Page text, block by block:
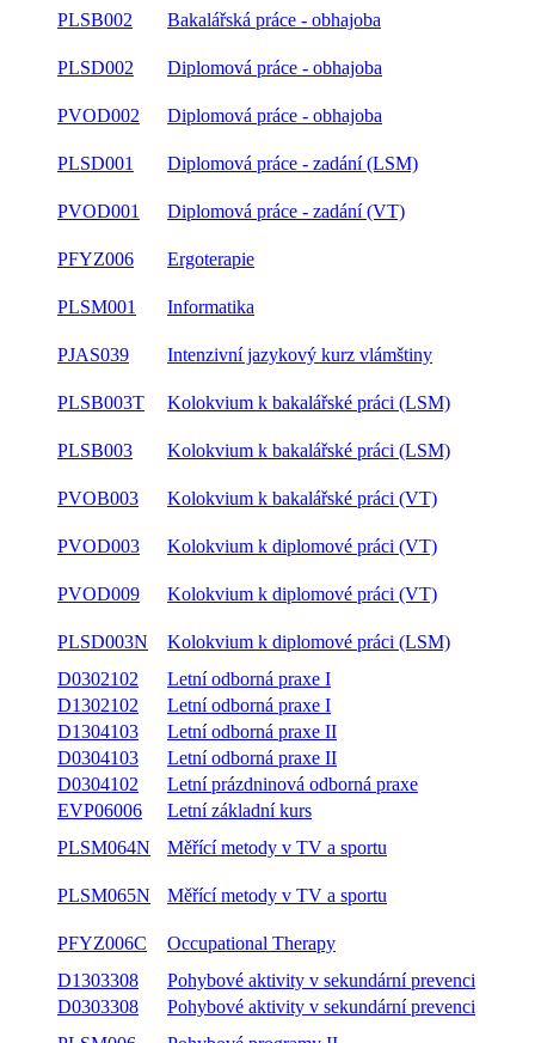
PLSB002 Bakalářská práce - obhajoba
PLSD002 Diplomová práce - obhajoba
PVOD002 Diplomová práce - obhajoba
PLSD001 Diplomová práce - zadání (LSM)
PVOD001 Diplomová práce - zadání (VT)
PFYZ006 Ergoterapie
PLSM001 Informatika
PJAS039 Intenzivní jazykový kurz vlámštiny
PLSB003T Kolokvium k bakalářské práci (LSM)
PLSB003 Kolokvium k bakalářské práci (LSM)
PVOB003 Kolokvium k bakalářské práci (VT)
PVOD003 Kolokvium k diplomové práci (VT)
PVOD009 Kolokvium k diplomové práci (VT)
PLSD003N
Kolokvium k diplomové práci (LSM)
D0302102
Letní odborná praxe I
D1302102
Letní odborná praxe I
D1304103
Letní odborná praxe II
D0304103
Letní odborná praxe II
D0304102
Letní prázdninová odborná praxe
EVP06006
Letní základní kurs
PLSM064N
Měřící metody v TV a sportu
PLSM065N Měřící metody v TV a sportu
PFYZ006C
Occupational Therapy
D1303308
Pohybové aktivity v sekundární prevenci
D0303308
Pohybové aktivity v sekundární prevenci